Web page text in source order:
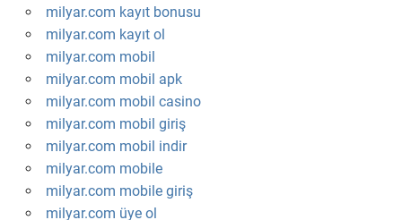
milyar.com kayıt bonusu
milyar.com kayıt ol
milyar.com mobil
milyar.com mobil apk
milyar.com mobil casino
milyar.com mobil giriş
milyar.com mobil indir
milyar.com mobile
milyar.com mobile giriş
milyar.com üye ol